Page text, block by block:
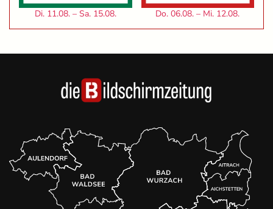
Di. 11.08. – Sa. 15.08. Do. 06.08. – Mi. 12.08.